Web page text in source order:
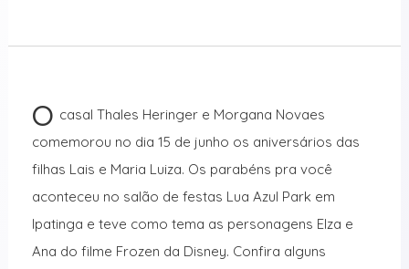
O casal Thales Heringer e Morgana Novaes
comemorou no dia 15 de junho os aniversários das
filhas Lais e Maria Luiza. Os parabéns pra você
aconteceu no salão de festas Lua Azul Park em
Ipatinga e teve como tema as personagens Elza e
Ana do filme Frozen da Disney. Confira alguns